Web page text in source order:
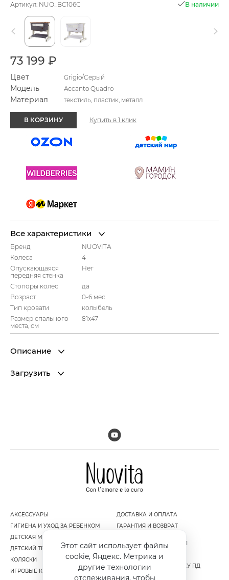
Артикул: NUO_BC106C В наличии
73 199 ₽
Цвет Grigio/Серый
Модель Accanto Quadro
Материал текстиль, пластик, металл
В КОРЗИНУ Купить в 1 клик
Все характеристики
Бренд
NUOVITA
Колеса
4
Опускающаяся
передняя стенка
Нет
Стопоры колес
да
Возраст
0-6 мес
Тип кровати
колыбель
Размер спального
места, см
81x47
Описание
Загрузить
АКСЕССУАРЫ
ГИГИЕНА И УХОД ЗА РЕБЕНКОМ
ДЕТСКАЯ МЕБЕЛЬ
ДЕТСКИЙ ТРАНСПОРТ
КОЛЯСКИ
ИГРОВЫЕ КОМПЛЕКСЫ
ДОСТАВКА И ОПЛАТА
ГАРАНТИЯ И ВОЗВРАТ
КОНФИДЕНЦИАЛЬНОСТИ
ПУБЛИЧНАЯ ОФЕРТА
СОГЛАСИЕ НА ОБРАБОТКУ ПД
Этот сайт использует файлы
cookie, Яндекс. Метрика и
другие технологии
отслеживания, чтобы